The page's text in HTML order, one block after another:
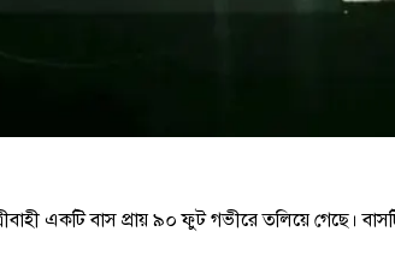
একটি বাস প্রায় ৯০ ফুট গভীরে তলিয়ে গেছে।